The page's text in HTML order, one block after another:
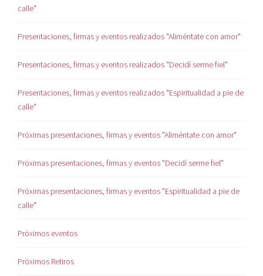
calle"
Presentaciones, firmas y eventos realizados "Aliméntate con amor"
Presentaciones, firmas y eventos realizados "Decidí serme fiel"
Presentaciones, firmas y eventos realizados "Espiritualidad a pie de
calle"
Próximas presentaciones, firmas y eventos "Aliméntate con amor"
Próximas presentaciones, firmas y eventos "Decidí serme fiel"
Próximas presentaciones, firmas y eventos "Espiritualidad a pie de
calle"
Próximos eventos
Próximos Retiros